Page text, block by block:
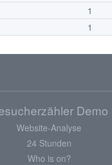
1
1
Demo
Website-Analyse
24 Stunden
Who is on?